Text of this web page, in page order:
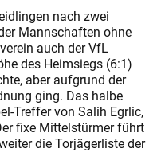
nach zwei
Mannschaften ohne
auch der VfL
des Heimsiegs (6:1)
aber aufgrund der
ging. Das halbe
Treffer von Salih Egrlic,
fixe Mittelstürmer führt
die Torjägerliste der